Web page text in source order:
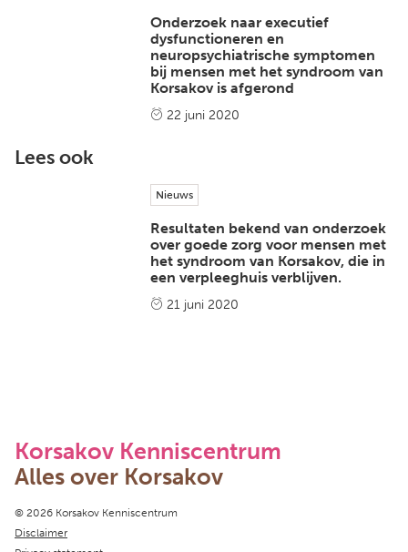
Onderzoek naar executief
dysfunctioneren en
neuropsychiatrische symptomen
bij mensen met het syndroom van
Korsakov is afgerond
22 juni 2020
Lees ook
Nieuws
Resultaten bekend van onderzoek
over goede zorg voor mensen met
het syndroom van Korsakov, die in
een verpleeghuis verblijven.
21 juni 2020
Korsakov Kenniscentrum
Alles over Korsakov
Copyright navigation
© 2026 Korsakov Kenniscentrum
Disclaimer